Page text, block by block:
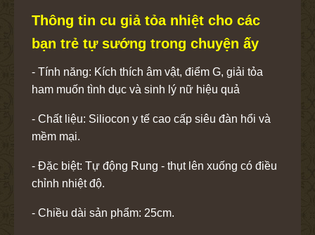
Thông tin cu giả tỏa nhiệt cho các
bạn trẻ tự sướng trong chuyện ấy
- Tính năng: Kích thích âm vật, điểm G, giải tỏa
ham muốn tình dục và sinh lý nữ hiệu quả
- Chất liệu: Siliocon y tế cao cấp siêu đàn hổi và
mềm mại.
- Đặc biệt: Tự động Rung - thụt lên xuống có điều
chỉnh nhiệt độ.
- Chiều dài sản phẩm: 25cm.